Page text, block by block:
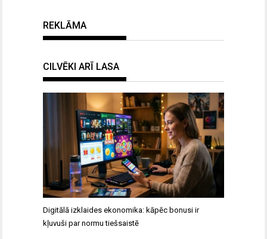
REKLĀMA
CILVĒKI ARĪ LASA
Digitālā izklaides ekonomika: kāpēc bonusi ir
kļuvuši par normu tiešsaistē